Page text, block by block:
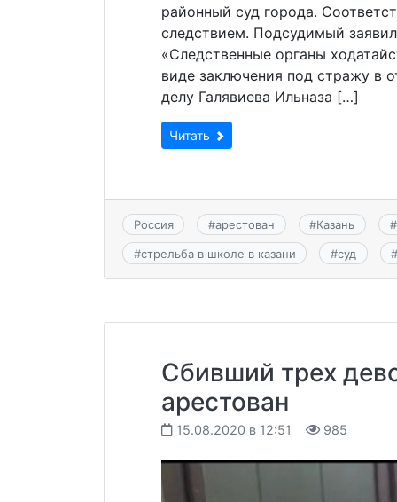
районный суд города.
следствием. Подсудимый
«Следственные органы
виде заключения под стражу в
делу Галявиева Ильназа […]
Читать
Россия #арестован #Казань #
#стрельба в школе в казани #суд
Сбивший трех
арестован
15.08.2020 в 12:51 985